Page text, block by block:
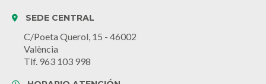
SEDE CENTRAL
C/Poeta Querol, 15 - 46002
València
Tlf. 963 103 998